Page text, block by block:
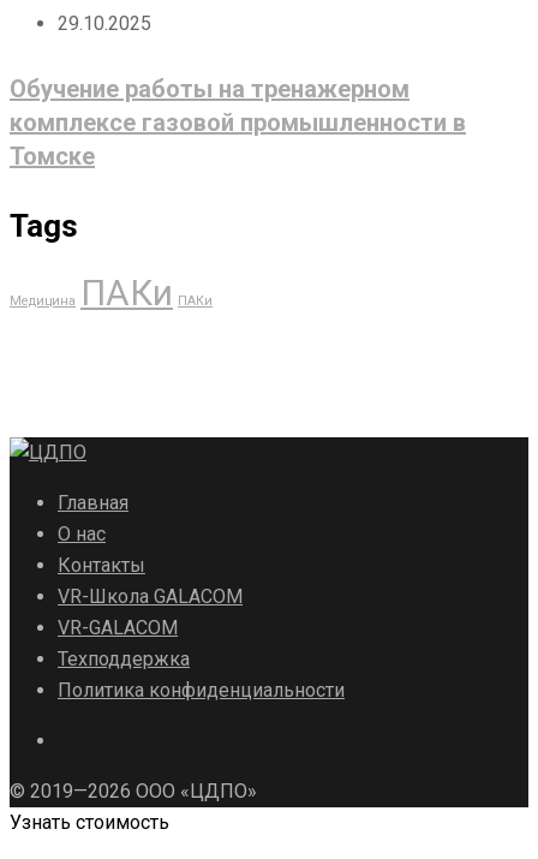
29.10.2025
Обучение работы на тренажерном
комплексе газовой промышленности в
Томске
Tags
Медицина ПАКи ПАКи
Главная
О нас
Контакты
VR-Школа GALACOM
VR-GALACOM
Техподдержка
Политика конфиденциальности
© 2019—2026 ООО «ЦДПО»
Узнать стоимость